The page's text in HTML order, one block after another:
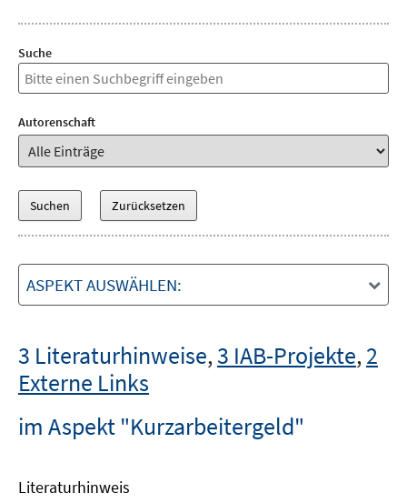
Suche
Autorenschaft
ASPEKT AUSWÄHLEN:
3 Literaturhinweise,3 IAB-Projekte,2
Externe Links
im Aspekt "Kurzarbeitergeld"
Literaturhinweis